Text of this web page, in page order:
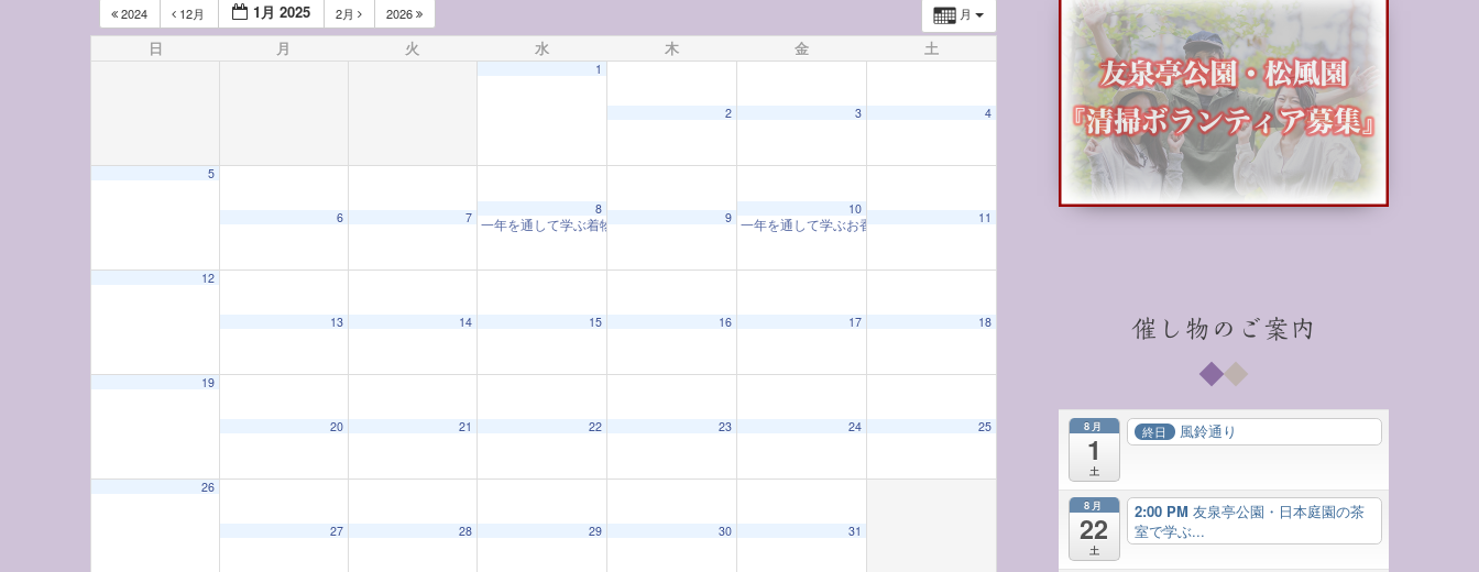
月
2024 12月 1月 2025 2月 2026
日 月 火 水 木 金 土
1
2 3 4
5
6 7
8
一年を通して学ぶ着物教室「着物と和の心」(202402-12回) 10:00 AM
9
10
一年を通して学ぶお香づくり教室「お香と和の心」
11
12
13 14 15 16 17 18
19
20 21 22 23 24 25
26
27 28 29 30 31
催し物のご案内
8月
1
土
終日 風鈴通り
8月
22
土
2:00 PM 友泉亭公園・日本庭園の茶
室で学ぶ...